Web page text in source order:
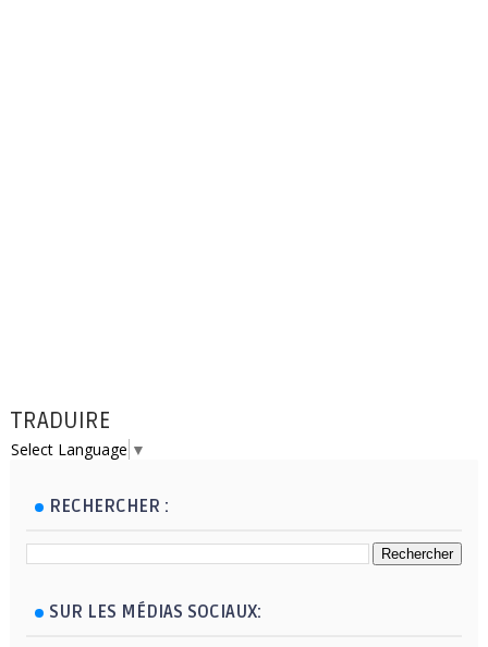
TRADUIRE
Select Language ▼
RECHERCHER :
SUR LES MÉDIAS SOCIAUX: